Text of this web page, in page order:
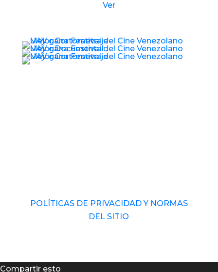
Ver
POLÍTICAS DE PRIVACIDAD Y NORMAS
DEL SITIO
Compartir esto